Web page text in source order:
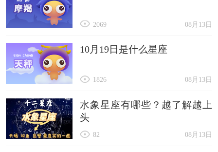
08月13日
2069
10月19日是什么星座
08月13日
1826
水象星座有哪些？越了解越上
头
08月13日
82